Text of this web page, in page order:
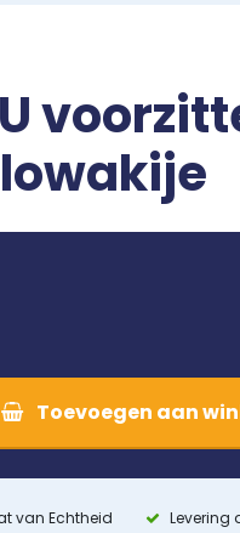
Toevoegen aan
van Echtheid
Levering